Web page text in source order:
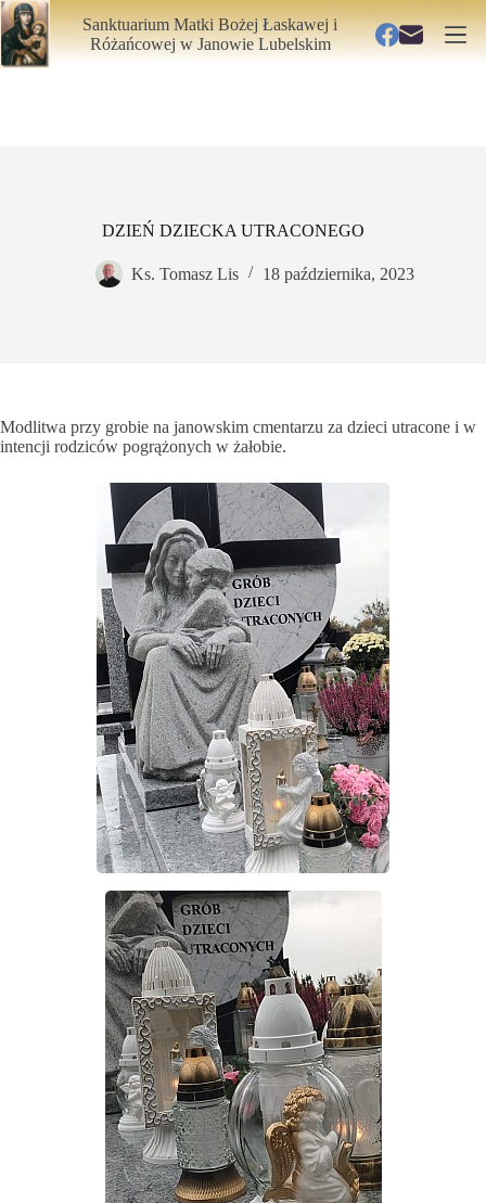
Przejdź
do
treści
Sanktuarium Matki Bożej Łaskawej i
Różańcowejw Janowie Lubelskim
DZIEŃ DZIECKA UTRACONEGO
Ks. Tomasz Lis 18 października, 2023
Modlitwa przy grobie na janowskim cmentarzu za dzieci utracone i w
intencji rodziców pogrążonych w żałobie.